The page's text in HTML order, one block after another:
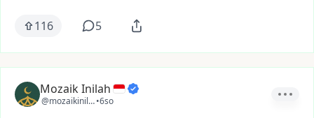
116 5
Mozaik Inilah
@mozaikinilah•6so